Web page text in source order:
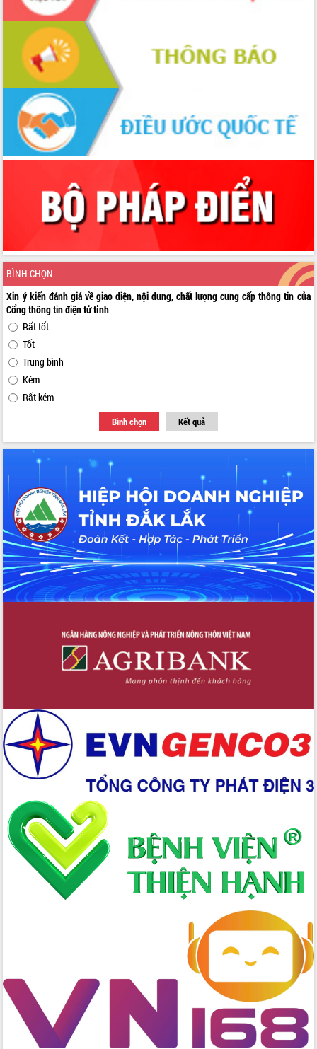
BÌNH CHỌN
Xin ý kiến đánh giá về giao diện, nội dung, chất lượng cung cấp thông tin của
Cổng thông tin điện tử tỉnh
Rất tốt
Tốt
Trung bình
Kém
Rất kém
Bình chọn Kết quả